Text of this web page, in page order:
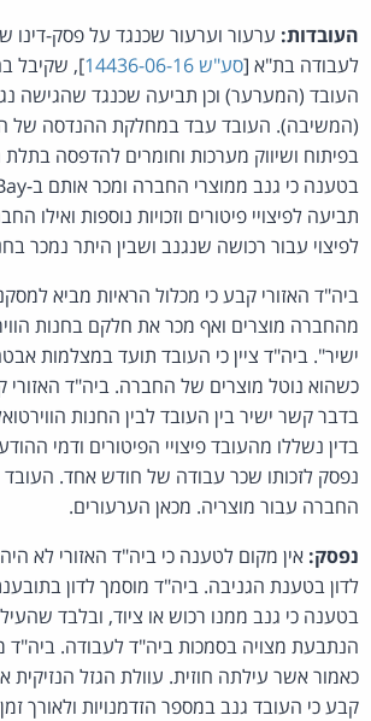
העובדות: ערעור וערעור שכנגד על פסק-דינו
לעבודה בת"א [סע"ש 14436-06-16
], שקיבל
העובד (המערער) וכן תביעה שכנגד שהגישה
(המשיבה). העובד עבד במחלקת ההנדסה של
בפיתוח ושיווק מערכות וחומרים להדפסה בתלת
תביעה לפיצויי פיטורים וזכויות נוספות ואילו
לפיצוי עבור רכושה שנגנב ושבין היתר נמכר
ביה"ד האזורי קבע כי מכלול הראיות מביא
מהחברה מוצרים ואף מכר את חלקם בחנות
ישיר". ביה"ד ציין כי העובד תועד במצלמות
כשהוא נוטל מוצרים של החברה. ביה"ד
בדבר קשר ישיר בין העובד לבין החנות
בדין נשללו מהעובד פיצויי הפיטורים ודמי
נפסק לזכותו שכר עבודה של חודש אחד. העובד
החברה עבור מוצריה. מכאן הערעורים.
נפסק: אין מקום לטענה כי ביה"ד האזורי לא
לדון בטענת הגניבה. ביה"ד מוסמך לדון
בטענה כי גנב ממנו רכוש או ציוד, ובלבד
הנתבעת מצויה בסמכות ביה"ד לעבודה. ביה"ד
כאמור אשר עילתה חוזית. עוולת הגזל הנזיקית
קבע כי העובד גנב במספר הזדמנויות ולאורך